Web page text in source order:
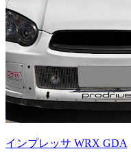
インプレッサ WRX GDA